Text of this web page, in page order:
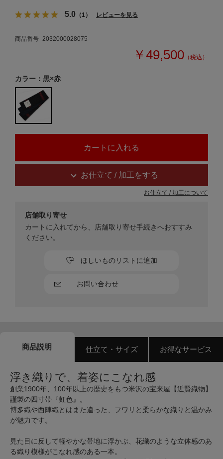
5.0 （1） レビューを見る
商品番号 2032000028075
￥49,500 （税込）
カラー：黒×赤
お仕立て / 加工をする
お仕立て / 加工について
お問い合わせ
ほしいものリストに追加
店舗取り寄せ
カートに入れてから、店舗取り寄せ手続きへおすすみ
ください。
商品説明 仕立て・サイズ お得なサービス
浮き織りで、着姿にこなれ感
創業1900年、100年以上の歴史をもつ米沢の宝来屋【近賢織物】
謹製の四寸帯『虹色』。
博多織や西陣織とはまた違った、フワリと柔らかな織りと温かみ
が魅力です。
見た目に反して軽やかな帯地に浮かぶ、花織のような立体感のあ
る織り模様がこなれ感のある一本。